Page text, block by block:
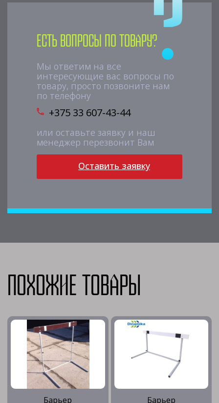
Есть вопросы по товару?
Мы ответим на все
интересующие вас вопросы по
товару, просто позвоните нам
по телефону
+375 33 607-43-44
или оставьте заявку и наш
менеджер перезвонит Вам
Оставить заявку
Похожие товары
Барьер Барьер